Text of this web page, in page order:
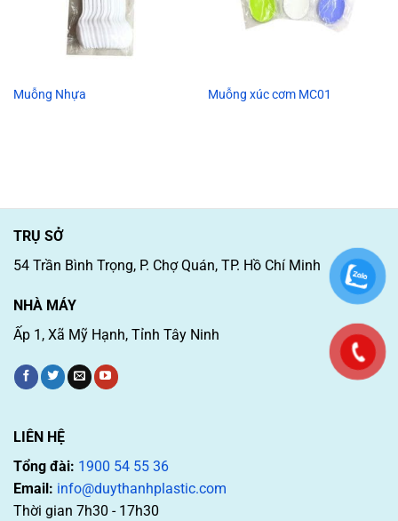
Muỗng Nhựa Muỗng xúc cơm MC01
TRỤ SỞ
54 Trần Bình Trọng, P. Chợ Quán, TP. Hồ Chí Minh
NHÀ MÁY
Ấp 1, Xã Mỹ Hạnh, Tỉnh Tây Ninh
LIÊN HỆ
Tổng đài: 1900 54 55 36
Email: info@duythanhplastic.com
Thời gian 7h30 - 17h30